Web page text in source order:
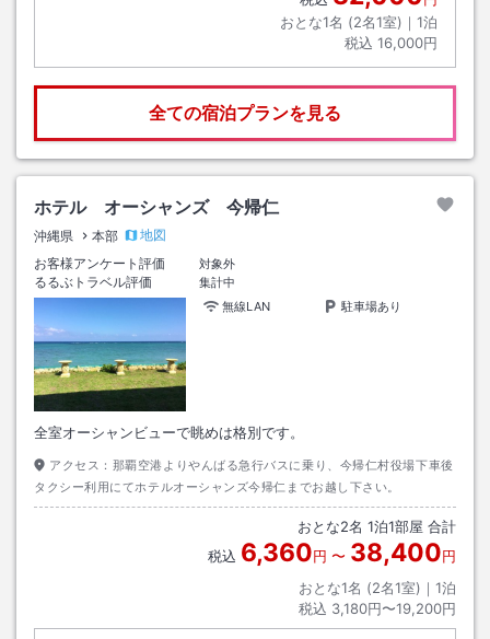
おとな1名 (2名1室)｜ 1泊
税込 16,000円
全ての宿泊プランを見る
ホテル オーシャンズ 今帰仁
沖縄県 本部
地図
お客様アンケート評価
対象外
るるぶトラベル評価
集計中
無線LAN
駐車場あり
全室オーシャンビューで眺めは格別です。
アクセス： 那覇空港よりやんばる急行バスに乗り、今帰仁村役場下車後
タクシー利用にてホテルオーシャンズ今帰仁までお越し下さい。
おとな2名 1泊1部屋 合計
税込 6,360円 〜 38,400円
おとな1名 (2名1室)｜ 1泊
税込 3,180円〜19,200円